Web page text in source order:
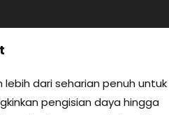
lebih dari seharian penuh untuk
pengisian daya hingga